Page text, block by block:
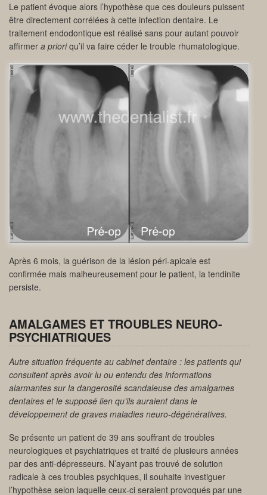
Le patient évoque alors l’hypothèse que ces douleurs puissent
être directement corrélées à cette infection dentaire. Le
traitement endodontique est réalisé sans pour autant pouvoir
affirmer a prioriqu’il va faire céder le trouble rhumatologique.
Après 6 mois, la guérison de la lésion péri-apicale est
confirmée mais malheureusement pour le patient, la tendinite
persiste.
AMALGAMES ET TROUBLES NEURO-
PSYCHIATRIQUES
Autre situation fréquente au cabinet dentaire : les patients qui
consultent après avoir lu ou entendu des informations
alarmantes sur la dangerosité scandaleuse des amalgames
dentaires et le supposé lien qu’ils auraient dans le
développement de graves maladies neuro-dégénératives.
Se présente un patient de 39 ans souffrant de troubles
neurologiques et psychiatriques et traité de plusieurs années
par des anti-dépresseurs. N’ayant pas trouvé de solution
radicale à ces troubles psychiques, il souhaite investiguer
l’hypothèse selon laquelle ceux-ci seraient provoqués par une